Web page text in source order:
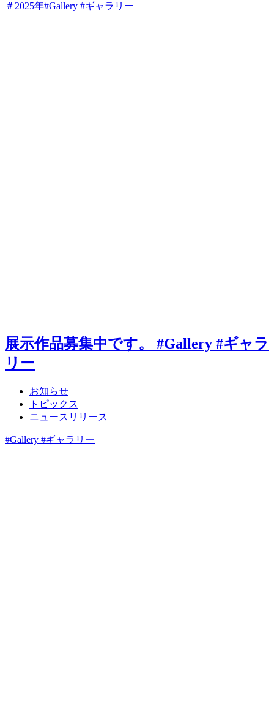
＃2025年#Gallery #ギャラリー
展示作品募集中です。 #Gallery #ギャラ
リー
お知らせ
トピックス
ニュースリリース
#Gallery #ギャラリー